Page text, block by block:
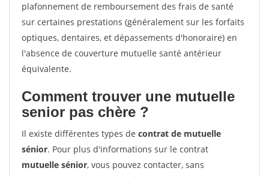
plafonnement de remboursement des frais de santé
sur certaines prestations (généralement sur les forfaits
optiques, dentaires, et dépassements d'honoraire) en
l'absence de couverture mutuelle santé antérieur
équivalente.
Comment trouver une mutuelle
senior pas chère ?
Il existe différentes types de contrat de mutuelle
sénior. Pour plus d'informations sur le contrat
mutuelle sénior, vous pouvez contacter, sans